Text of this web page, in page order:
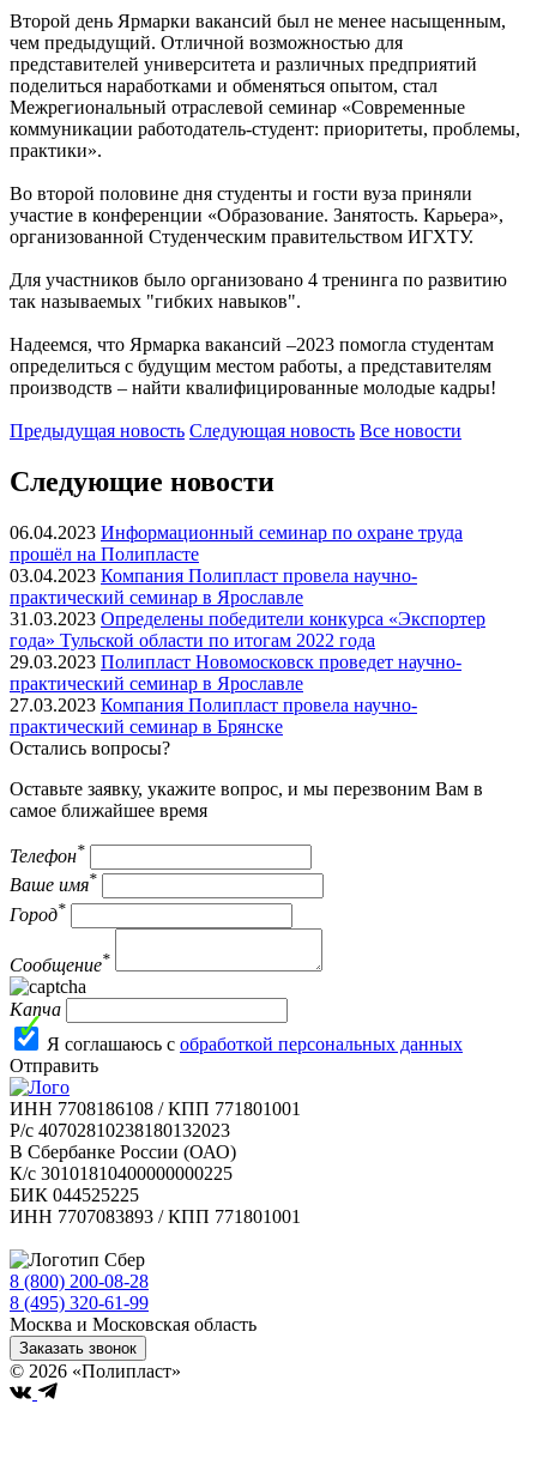
Второй день Ярмарки вакансий был не менее насыщенным,
чем предыдущий. Отличной возможностью для
представителей университета и различных предприятий
поделиться наработками и обменяться опытом, стал
Межрегиональный отраслевой семинар «Современные
коммуникации работодатель-студент: приоритеты, проблемы,
практики».
Во второй половине дня студенты и гости вуза приняли
участие в конференции «Образование. Занятость. Карьера»,
организованной Студенческим правительством ИГХТУ.
Для участников было организовано 4 тренинга по развитию
так называемых "гибких навыков".
Надеемся, что Ярмарка вакансий –2023 помогла студентам
определиться с будущим местом работы, а представителям
производств – найти квалифицированные молодые кадры!
Предыдущая новость Следующая новость Все новости
Следующие новости
06.04.2023 Информационный семинар по охране труда
прошёл на Полипласте
03.04.2023 Компания Полипласт провела научно-
практический семинар в Ярославле
31.03.2023 Определены победители конкурса «Экспортер
года» Тульской области по итогам 2022 года
29.03.2023 Полипласт Новомосковск проведет научно-
практический семинар в Ярославле
27.03.2023 Компания Полипласт провела научно-
практический семинар в Брянске
Остались вопросы?
Оставьте заявку, укажите вопрос, и мы перезвоним Вам в
самое ближайшее время
Телефон*
Ваше имя*
Город*
Сообщение*
Капча
Я соглашаюсь с обработкой персональных данных
Отправить
ИНН 7708186108 / КПП 771801001
Р/с 40702810238180132023
В Сбербанке России (ОАО)
К/с 30101810400000000225
БИК 044525225
ИНН 7707083893 / КПП 771801001
8 (800) 200-08-28
8 (495) 320-61-99
Москва и Московская область
Заказать звонок
© 2026 «Полипласт»